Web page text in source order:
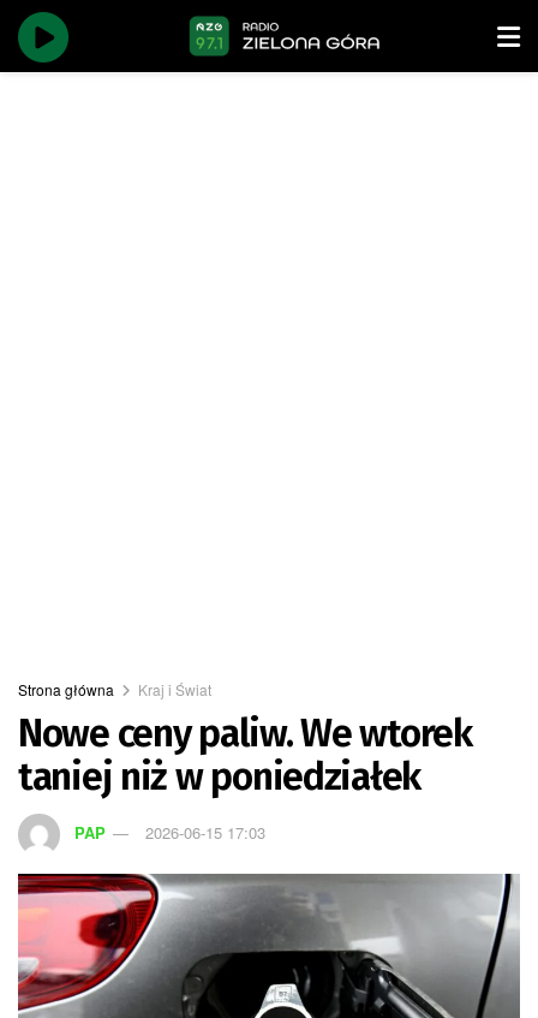
Strona główna Kraj i Świat
Nowe ceny paliw. We wtorek
taniej niż w poniedziałek
PAP 2026-06-15 17:03